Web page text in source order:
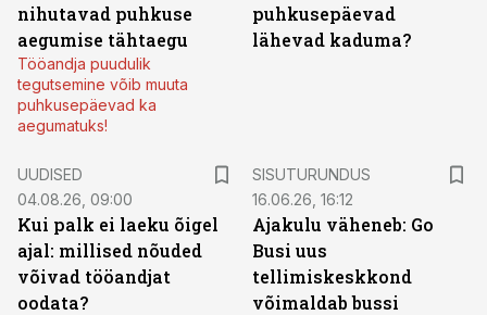
nihutavad puhkuse
aegumise tähtaegu
Tööandja puudulik
tegutsemine võib muuta
puhkusepäevad ka
aegumatuks!
puhkusepäevad
lähevad kaduma?
UUDISED
04.08.26, 09:00
Kui palk ei laeku õigel
ajal: millised nõuded
võivad tööandjat
oodata?
SISUTURUNDUS
16.06.26, 16:12
Ajakulu väheneb: Go
Busi uus
tellimiskeskkond
võimaldab bussi